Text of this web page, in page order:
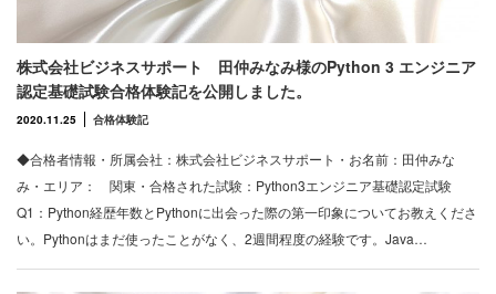
株式会社ビジネスサポート 田仲みなみ様のPython 3 エンジニア
認定基礎試験合格体験記を公開しました。
2020.11.25 合格体験記
◆合格者情報・所属会社：株式会社ビジネスサポート・お名前：田仲みな
み・エリア： 関東・合格された試験：Python3エンジニア基礎認定試験
Q1：Python経歴年数とPythonに出会った際の第一印象についてお教えくださ
い。Pythonはまだ使ったことがなく、2週間程度の経験です。Java…